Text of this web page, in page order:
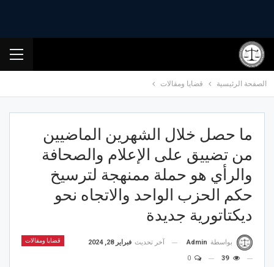
الصفحة الرئيسية قضايا ومقالات
ما حصل خلال الشهرين الماضيين
من تضييق على الإعلام والصحافة
والرأي هو حملة ممنهجة لترسيخ
حكم الحزب الواحد والاتجاه نحو
ديكتاتورية جديدة
قضايا ومقالات بواسطة Admin آخر تحديث فبراير 28, 2024
39